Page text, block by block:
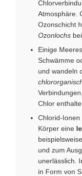
Atmosphäre.
Ozonschicht
Ozonlochs
Einige
Schwämme
und wandeln
Chlor
Chlorid-Ionen
Körper eine
und zum
unerlässlich.
in Form von